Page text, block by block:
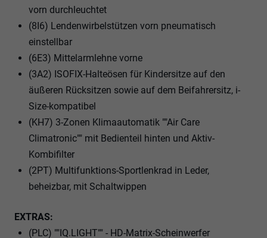
vorn durchleuchtet
(8I6) Lendenwirbelstützen vorn pneumatisch
einstellbar
(6E3) Mittelarmlehne vorne
(3A2) ISOFIX-Halteösen für Kindersitze auf den
äußeren Rücksitzen sowie auf dem Beifahrersitz, i-
Size-kompatibel
(KH7) 3-Zonen Klimaautomatik ""Air Care
Climatronic"" mit Bedienteil hinten und Aktiv-
Kombifilter
(2PT) Multifunktions-Sportlenkrad in Leder,
beheizbar, mit Schaltwippen
EXTRAS:
(PLC) ""IQ.LIGHT"" - HD-Matrix-Scheinwerfer